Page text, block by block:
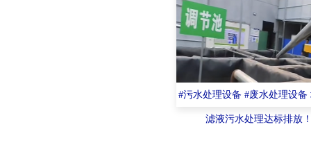
#污水处理设备 #废水处理设备
滤液污水处理达标排放